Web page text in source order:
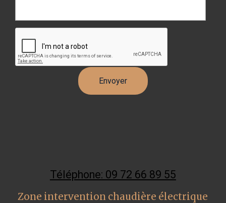
Téléphone: 09 72 66 89 55
Zone intervention chaudière électrique